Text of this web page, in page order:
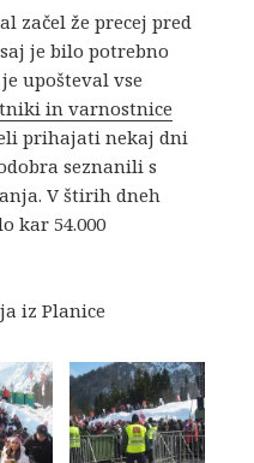
začel že precej pred
je bilo potrebno
upošteval vse
in varnostnice
prihajati nekaj dni
seznanili s
V štirih dneh
kar 54.000
iz Planice